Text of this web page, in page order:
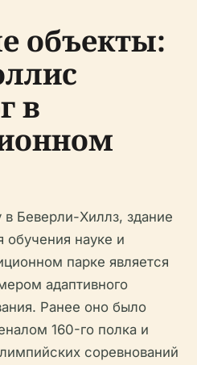
объекты:
в
Беверли-Хиллз, здание
обучения науке и
парке является
адаптивного
Ранее оно было
160-го полка и
соревнований